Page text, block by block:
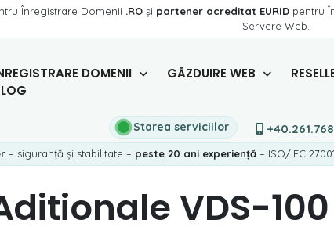
Înregistrare Domenii .RO și partener acreditat EURID pentru
Servere Web.
DOMENII GĂZDUIRE WEB
Starea serviciilor
– siguranță și stabilitate – peste 20 ani experiență – ISO/IEC 27001
VDS-100